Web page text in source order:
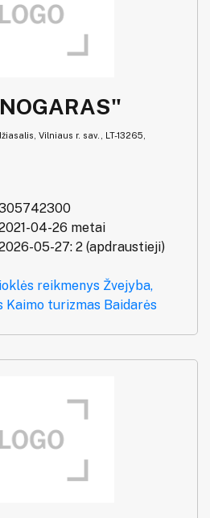
Vilniaus r. sav., LT-13265,
04-26 metai
05-27: 2 (apdraustieji)
reikmenys Žvejyba,
Kaimo turizmas Baidarės